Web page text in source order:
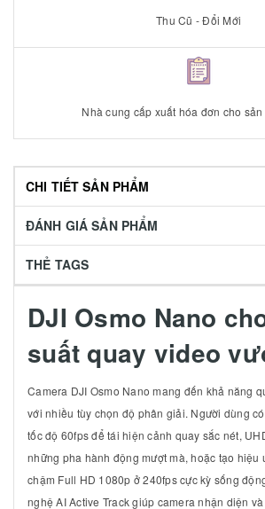
Thu Cũ - Đổi Mới
Nhà cung cấp xuất hóa đơn cho
CHI TIẾT SẢN PHẨM
ĐÁNH GIÁ SẢN PHẨM
THẺ TAGS
DJI Osmo Nano
suất quay video
Camera DJI Osmo Nano mang đến khả năng
với nhiều tùy chọn độ phân giải. Người dùng
tốc độ 60fps để tái hiện cảnh quay sắc nét,
những pha hành động mượt mà, hoặc tạo hiệu
chậm Full HD 1080p ở 240fps cực kỳ sống
nghệ AI Active Track giúp camera nhận diện